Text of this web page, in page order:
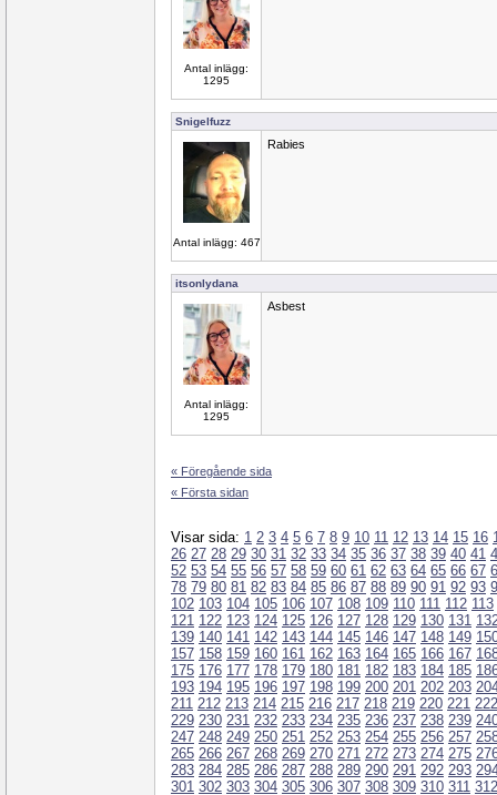
Antal inlägg:
1295
Snigelfuzz
Antal inlägg: 467
Rabies
itsonlydana
Antal inlägg:
1295
Asbest
« Föregående sida
« Första sidan
Visar sida: 1 2 3 4 5 6 7 8 9 10 11 12 13 14 15 16
26 27 28 29 30 31 32 33 34 35 36 37 38 39 40 41
52 53 54 55 56 57 58 59 60 61 62 63 64 65 66 67
78 79 80 81 82 83 84 85 86 87 88 89 90 91 92 93
102 103 104 105 106 107 108 109 110 111 112 113
121 122 123 124 125 126 127 128 129 130 131
139 140 141 142 143 144 145 146 147 148 149
157 158 159 160 161 162 163 164 165 166 167
175 176 177 178 179 180 181 182 183 184 185
193 194 195 196 197 198 199 200 201 202 203
211 212 213 214 215 216 217 218 219 220 221 222
229 230 231 232 233 234 235 236 237 238 239
247 248 249 250 251 252 253 254 255 256 257
265 266 267 268 269 270 271 272 273 274 275
283 284 285 286 287 288 289 290 291 292 293
301 302 303 304 305 306 307 308 309 310 311 312